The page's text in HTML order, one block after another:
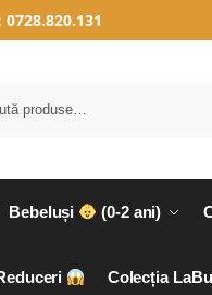
0728.820.131
Bebeluși (0-2 ani)
Colecția